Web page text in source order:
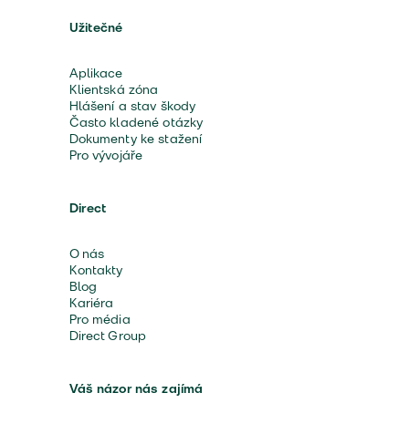
Užitečné
Aplikace
Klientská zóna
Hlášení a stav škody
Často kladené otázky
Dokumenty ke stažení
Pro vývojáře
Direct
O nás
Kontakty
Blog
Kariéra
Pro média
Direct Group
Váš názor nás zajímá